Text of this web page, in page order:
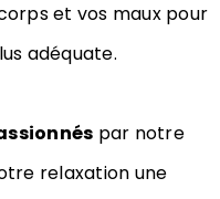
et vos maux pour
adéquate.
par notre
relaxation une